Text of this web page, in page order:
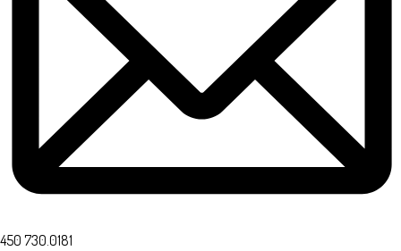
450 730.0181